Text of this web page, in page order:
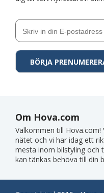
Om Hova.com
Välkommen till Hova.com!
nätet och vi har idag ett
mesta inom bilstyling och
kan tänkas behöva till din